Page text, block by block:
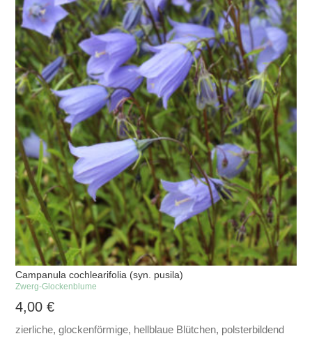
Campanula cochlearifolia (syn. pusila)
Zwerg-Glockenblume
4,00€
zierliche, glockenförmige, hellblaue Blütchen, polsterbildend